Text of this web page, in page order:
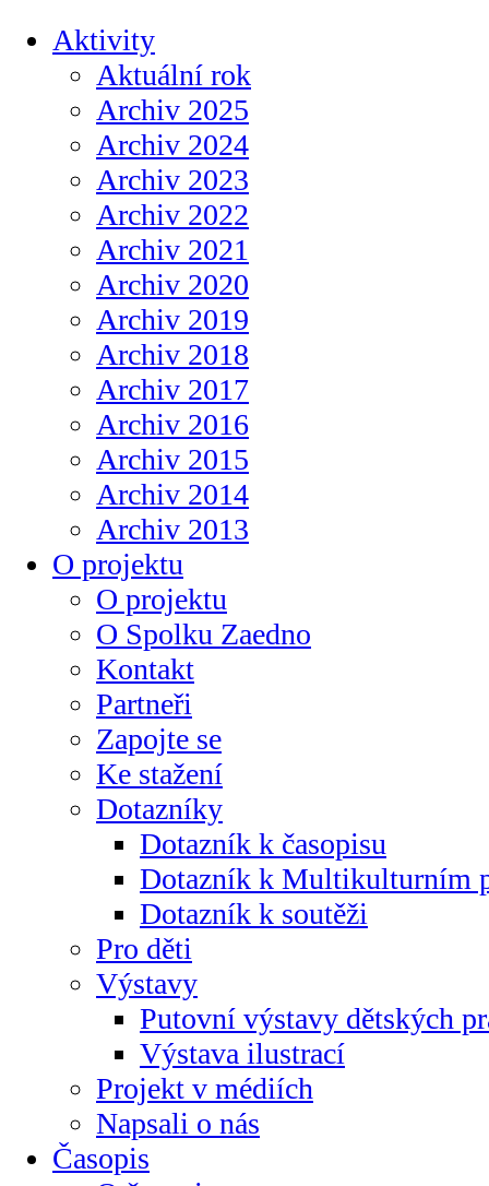
Aktivity
Aktuální rok
Archiv 2025
Archiv 2024
Archiv 2023
Archiv 2022
Archiv 2021
Archiv 2020
Archiv 2019
Archiv 2018
Archiv 2017
Archiv 2016
Archiv 2015
Archiv 2014
Archiv 2013
O projektu
O projektu
O Spolku Zaedno
Kontakt
Partneři
Zapojte se
Ke stažení
Dotazníky
Dotazník k časopisu
Dotazník k Multikulturním
Dotazník k soutěži
Pro děti
Výstavy
Putovní výstavy dětských
Výstava ilustrací
Projekt v médiích
Napsali o nás
Časopis